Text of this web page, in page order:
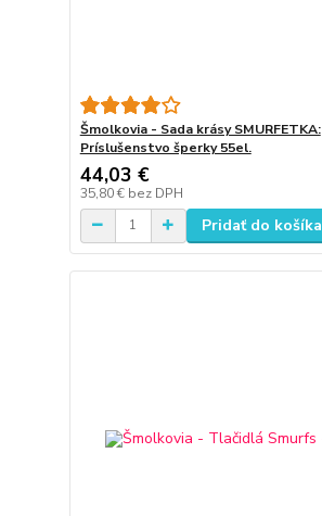
Šmolkovia - Sada krásy SMURFETKA:
Príslušenstvo šperky 55el.
44,03 €
35,80 € bez DPH
Pridať do košíka